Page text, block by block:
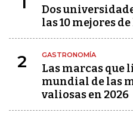
Dos
las 10 mejores
2 GASTRONOMÍA
Las marcas
mundial de las
valiosas en 2026